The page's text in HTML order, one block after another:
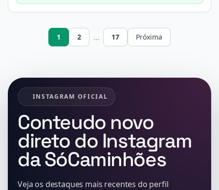
1 2 ... 17 Próxima
INSTAGRAM OFICIAL
Conteudo novo
direto do Instagram
da SóCaminhões
Veja os destaques mais recentes do perfil